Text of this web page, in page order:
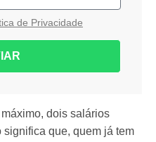
de Privacidade
dois salários
significa que, quem já tem